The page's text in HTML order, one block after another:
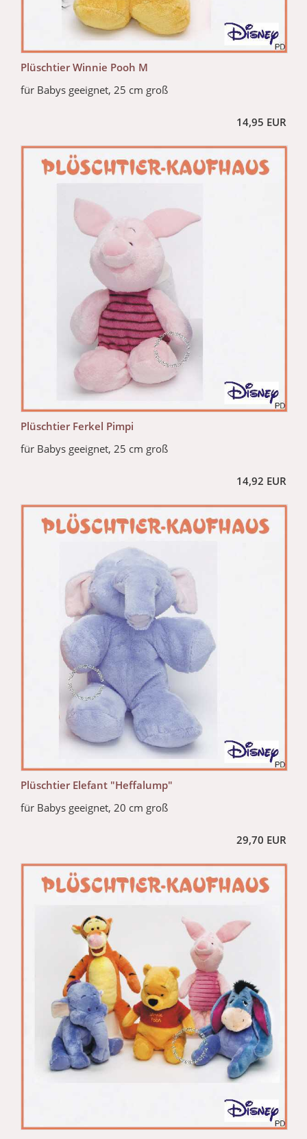
Plüschtier Winnie Pooh M
für Babys geeignet, 25 cm groß
14,95 EUR
Plüschtier Ferkel Pimpi
für Babys geeignet, 25 cm groß
14,92 EUR
Plüschtier Elefant "Heffalump"
für Babys geeignet, 20 cm groß
29,70 EUR